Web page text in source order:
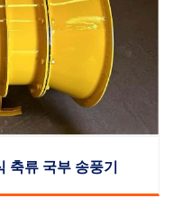
축류 국부 송풍기